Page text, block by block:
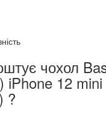
чохол
iPhone 12 mini
?